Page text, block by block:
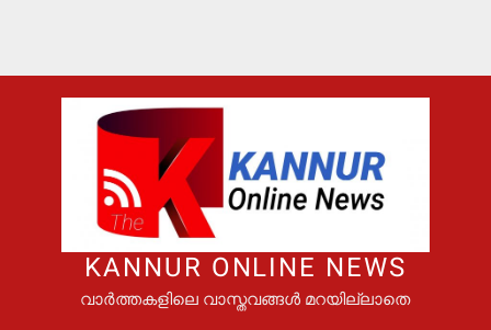
KANNUR ONLINE NEWS
വാർത്തകളിലെ വാസ്തവങ്ങൾ മറയില്ലാതെ